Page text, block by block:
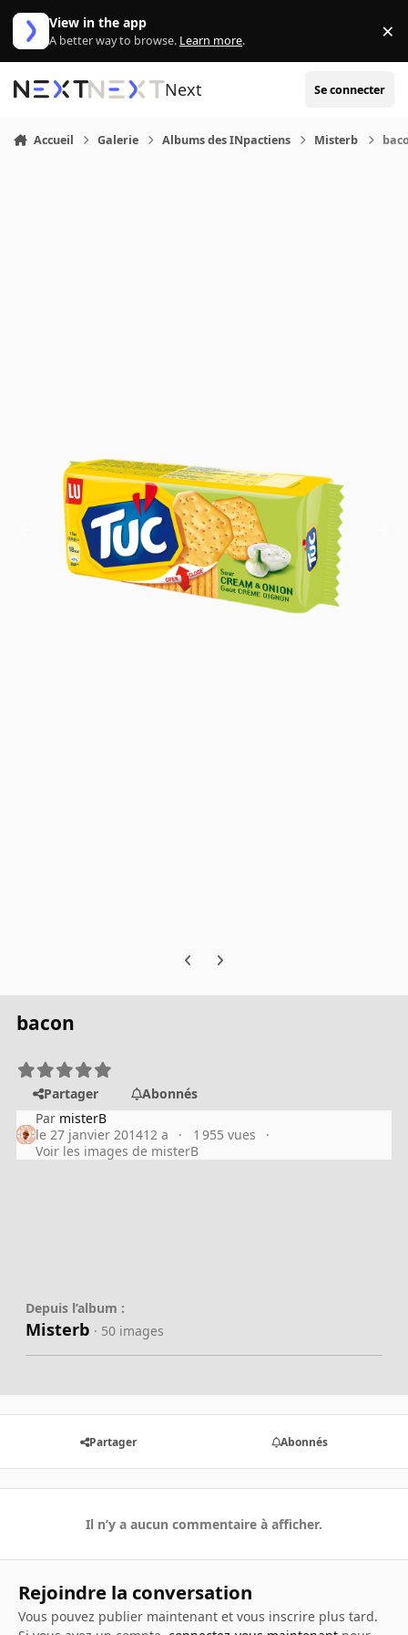
Aller au contenu
View in the app
A better way to browse. Learn more. ×
Next Se connecter
Accueil Galerie Albums des INpactiens Misterb
Previous carousel slide
Next carousel slide
bacon
Partager
Abonnés
Par misterB
le 27 janvier 201412 a
1 955 vues
Voir les images de misterB
Depuis l’album :
Misterb · 50 images
Partager Abonnés
Il n’y a aucun commentaire à afficher.
Rejoindre la conversation
Vous pouvez publier maintenant et vous inscrire plus tard.